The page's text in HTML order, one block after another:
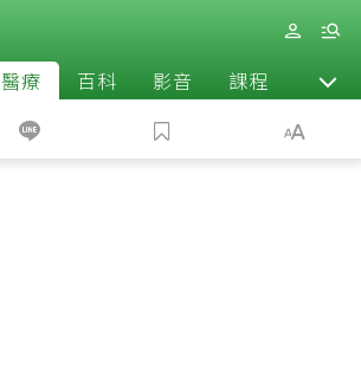
醫療 百科 影音 課程 退休